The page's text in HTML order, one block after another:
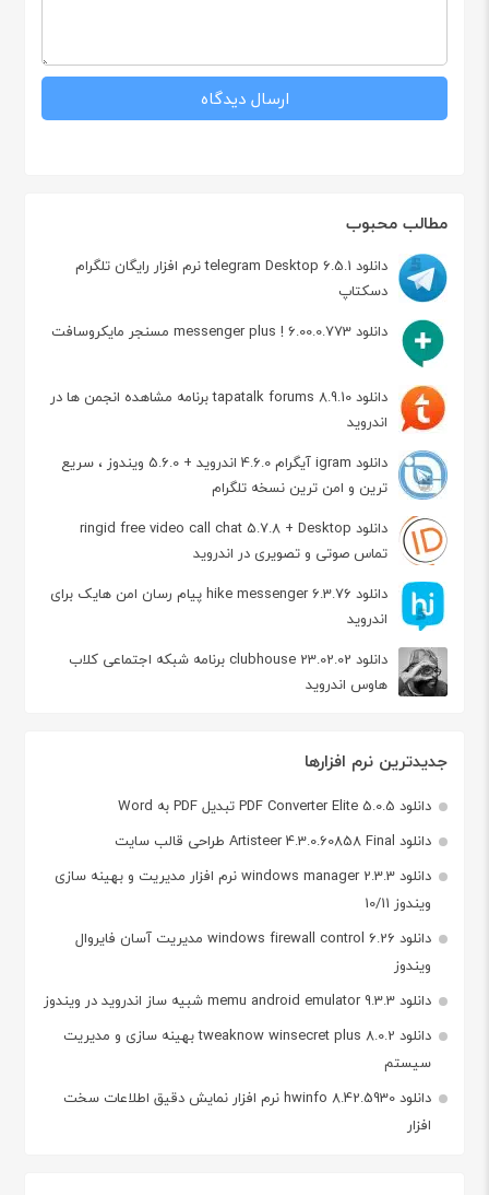
مطالب محبوب
دانلود telegram Desktop 6.5.1 نرم افزار رایگان تلگرام
دسکتاپ
دانلود messenger plus ! 6.00.0.773 مسنجر مایکروسافت
دانلود tapatalk forums 8.9.10 برنامه مشاهده انجمن ها در
اندروید
دانلود igram آیگرام 4.6.0 اندروید + 5.6.0 ویندوز ، سریع
ترین و امن ترین نسخه تلگرام
دانلود ringid free video call chat 5.7.8 + Desktop
تماس صوتی و تصویری در اندروید
دانلود hike messenger 6.3.76 پیام‌ رسان‌ امن هایک برای
اندروید
دانلود clubhouse 23.02.02 برنامه شبکه اجتماعی کلاب
هاوس اندروید
جدیدترین نرم افزارها
دانلود PDF Converter Elite 5.0.5 تبدیل PDF به Word
دانلود Artisteer 4.3.0.60858 Final طراحی قالب سایت
دانلود windows manager 2.3.3 نرم افزار مدیریت و بهینه سازی
ویندوز 10/11
دانلود windows firewall control 6.26 مدیریت آسان فایروال
ویندوز
دانلود memu android emulator 9.3.3 شبیه ساز اندروید در ویندوز
دانلود tweaknow winsecret plus 8.0.2 بهینه سازی و مدیریت
سیستم
دانلود hwinfo 8.42.5930 نرم افزار نمایش دقیق اطلاعات سخت
افزار